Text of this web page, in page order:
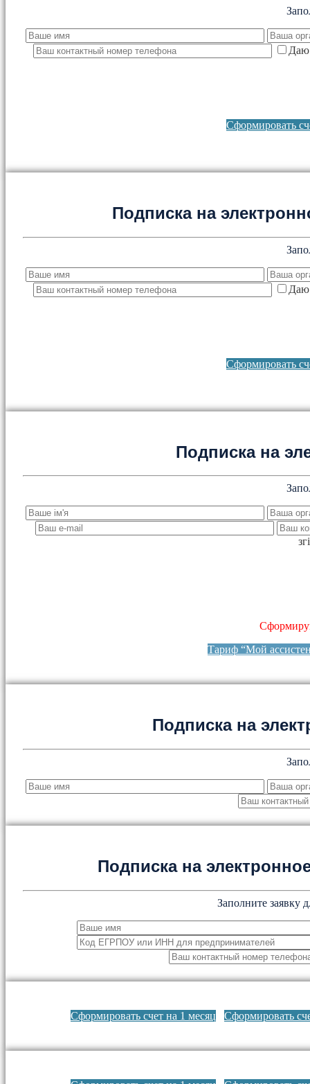
Даю
Сформировать
Подписка на
Даю
Сформировать
Подписка на
Тариф “Мой
Подписка на
Подписка на
Заполните заявку
Сформировать счет на 1 месяц Сформировать